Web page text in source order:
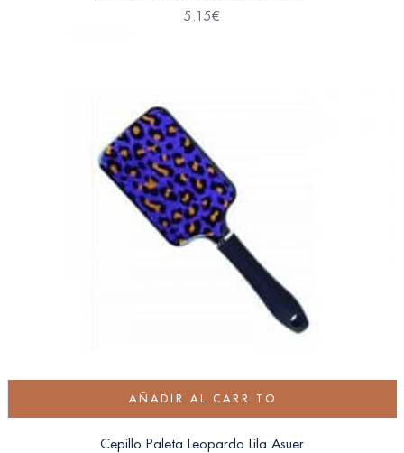
5.15€
AÑADIR AL CARRITO
Cepillo Paleta Leopardo Lila Asuer